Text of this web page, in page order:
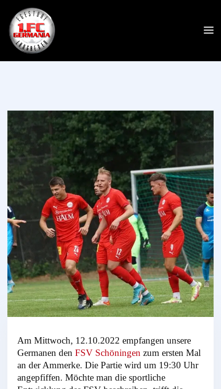
Am Mittwoch, 12.10.2022 empfangen unsere
Germanen den FSV Schöningen zum ersten Mal
an der Ammerke. Die Partie wird um 19:30 Uhr
angepfiffen. Möchte man die sportliche